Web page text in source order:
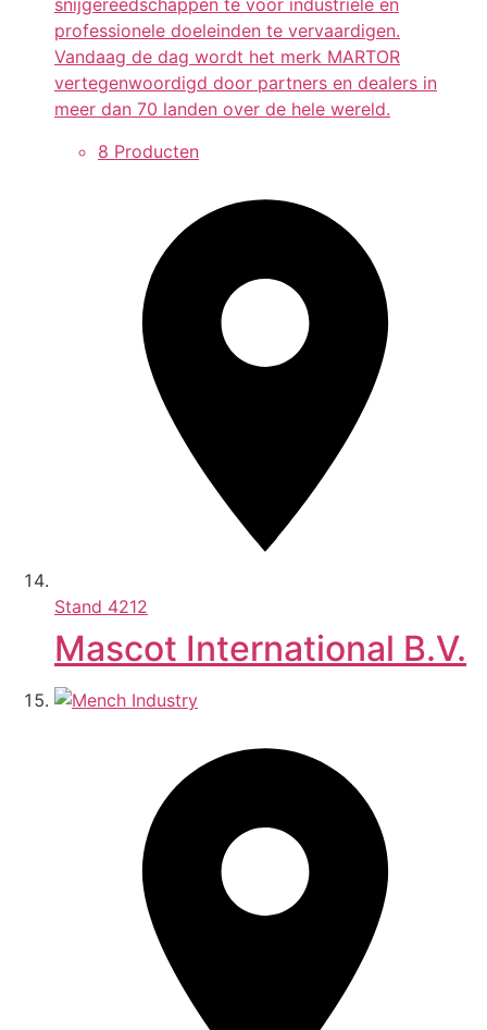
snijgereedschappen te voor industriële en
professionele doeleinden te vervaardigen.
Vandaag de dag wordt het merk MARTOR
vertegenwoordigd door partners en dealers in
meer dan 70 landen over de hele wereld.
8 Producten
Stand 4212
Mascot International B.V.